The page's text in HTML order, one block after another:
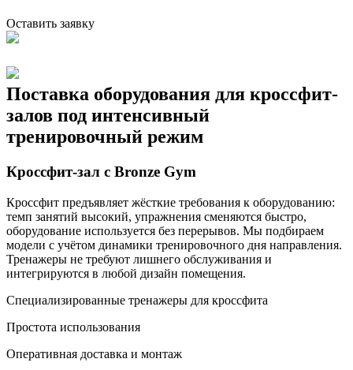
Оставить заявку
Поставка оборудования для кроссфит-
залов под интенсивный
тренировочный режим
Кроссфит-зал с Bronze Gym
Кроссфит предъявляет жёсткие требования к оборудованию:
темп занятий высокий, упражнения сменяются быстро,
оборудование используется без перерывов. Мы подбираем
модели с учётом динамики тренировочного дня направления.
Тренажеры не требуют лишнего обслуживания и
интегрируются в любой дизайн помещения.
Специализированные тренажеры для кроссфита
Простота использования
Оперативная доставка и монтаж